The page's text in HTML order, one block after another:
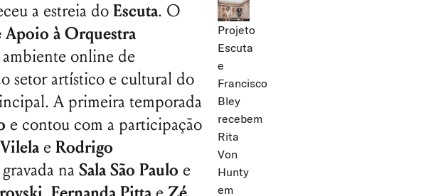
a estreia do Escuta. O
à Orquestra
online de
setor artístico e cultural do
A primeira temporada
e contou com a participação
e Rodrigo
na Sala São Paulo e
Projeto
Escuta
e
Francisco
Bley
recebem
Rita
Von
Hunty
em